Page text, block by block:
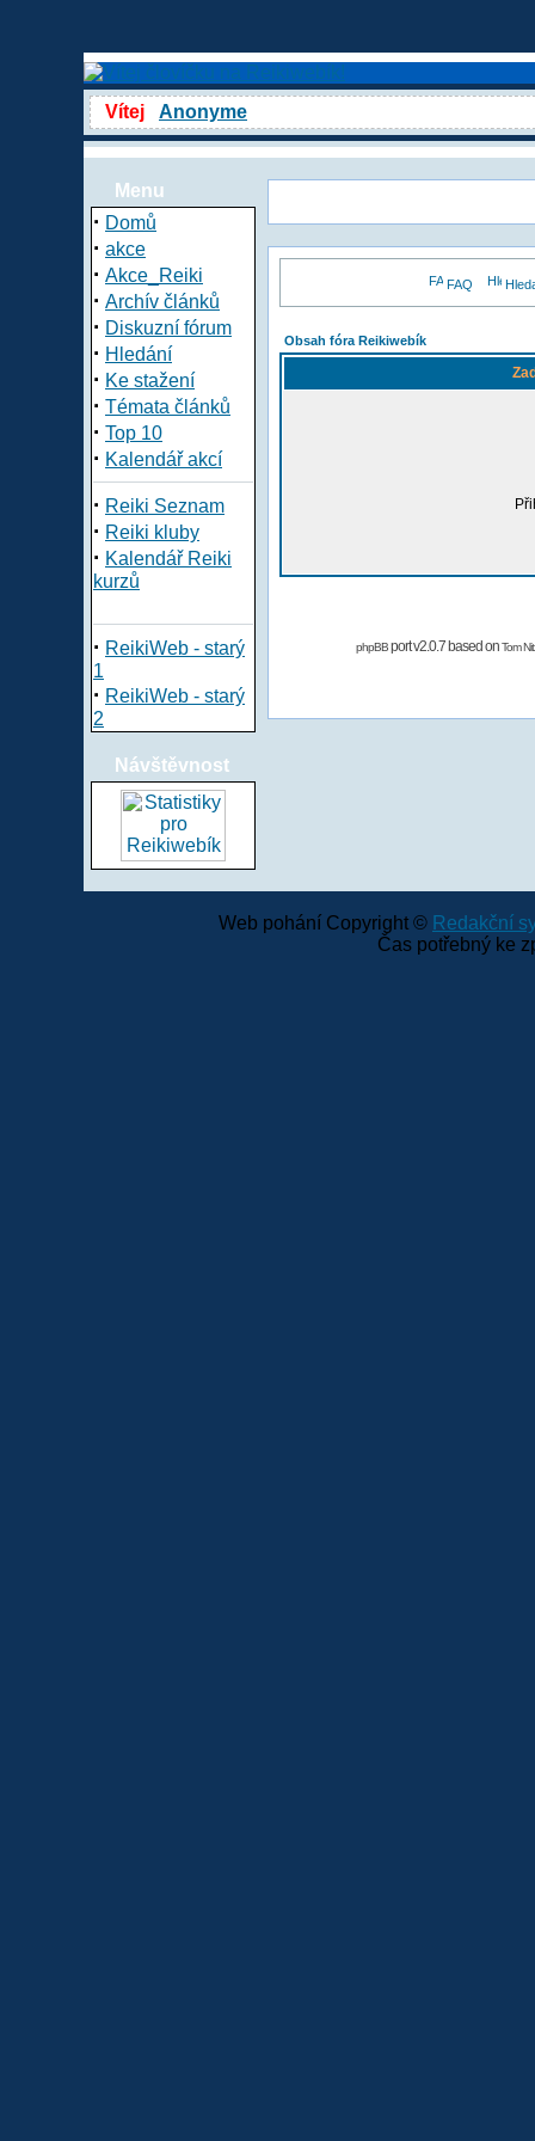
Vítej Anonyme
Menu
· Domů
· akce
· Akce_Reiki
· Archív článků
· Diskuzní fórum
· Hledání
· Ke stažení
· Témata článků
· Top 10
· Kalendář akcí
· Reiki Seznam
· Reiki kluby
· Kalendář Reiki
kurzů
· ReikiWeb - starý
1
· ReikiWeb - starý
2
Návštěvnost
FAQ
Obsah fóra Reikiwebík
phpBBport v2.0.7 based onTom
Web pohání Copyright © Redakční
Čas potřebný ke